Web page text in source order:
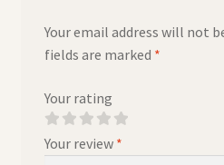
Your email address will not
fields are marked *
Your rating
Your review *